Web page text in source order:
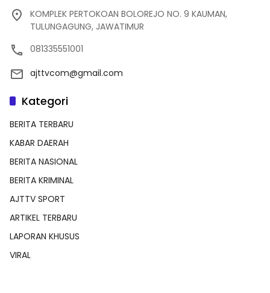
KOMPLEK PERTOKOAN BOLOREJO NO. 9 KAUMAN,
TULUNGAGUNG, JAWATIMUR
081335551001
ajttvcom@gmail.com
Kategori
BERITA TERBARU
KABAR DAERAH
BERITA NASIONAL
BERITA KRIMINAL
AJTTV SPORT
ARTIKEL TERBARU
LAPORAN KHUSUS
VIRAL